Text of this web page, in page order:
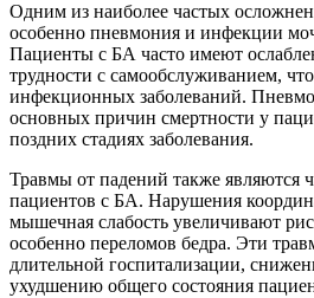
Одним из наиболее частых
особенно пневмония и инфекции
Пациенты с БА часто имеют
трудности с самообслуживанием,
инфекционных заболеваний.
основных причин смертности у
поздних стадиях заболевания.
Травмы от падений также являются
пациентов с БА. Нарушения
мышечная слабость увеличивают
особенно переломов бедра. Эти
длительной госпитализации,
ухудшению общего состояния